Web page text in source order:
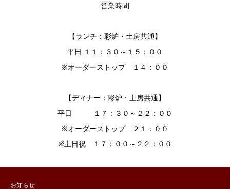
営業時間
【ランチ：彩炉・土房共通】
平日 １１：３０～１５：００
※オーダーストップ １４：００
【ディナー：彩炉・土房共通】
平日 １７：３０～２２：００
※オーダーストップ ２１：００
※土日祝 １７：００～２２：００
お知らせ